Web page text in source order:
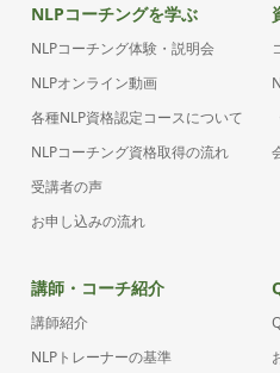
NLPコーチングを学ぶ
NLPコーチング体験・説明会
NLPオンライン動画
各種NLP資格認定コースについて
NLPコーチング資格取得の流れ
受講者の声
お申し込みの流れ
講師・コーチ紹介
講師紹介
NLPトレーナーの基準